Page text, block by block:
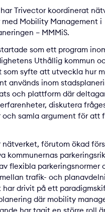
har Trivector koordinerat
Mobility Management i
– MMMiS.
som ett program
Uthållig kommun
som syfte att utveckla hur
används inom
och plattform där
diskutera
och samla argument för att
nätverket, förutom ökad
kommunernas
flexibla parkeringsnormer
trafik- och
har drivit på ett
där mobility